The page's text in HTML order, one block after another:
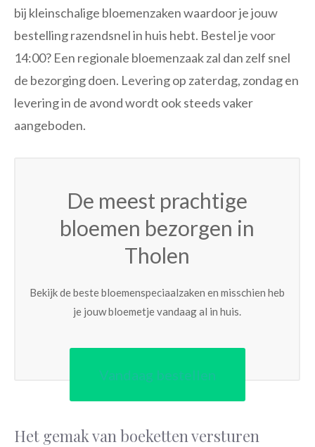
bij kleinschalige bloemenzaken waardoor je jouw
bestelling razendsnel in huis hebt. Bestel je voor
14:00? Een regionale bloemenzaak zal dan zelf snel
de bezorging doen. Levering op zaterdag, zondag en
levering in de avond wordt ook steeds vaker
aangeboden.
De meest prachtige
bloemen bezorgen in
Tholen
Bekijk de beste bloemenspeciaalzaken en misschien heb
je jouw bloemetje vandaag al in huis.
Vandaag bestellen
Het gemak van boeketten versturen